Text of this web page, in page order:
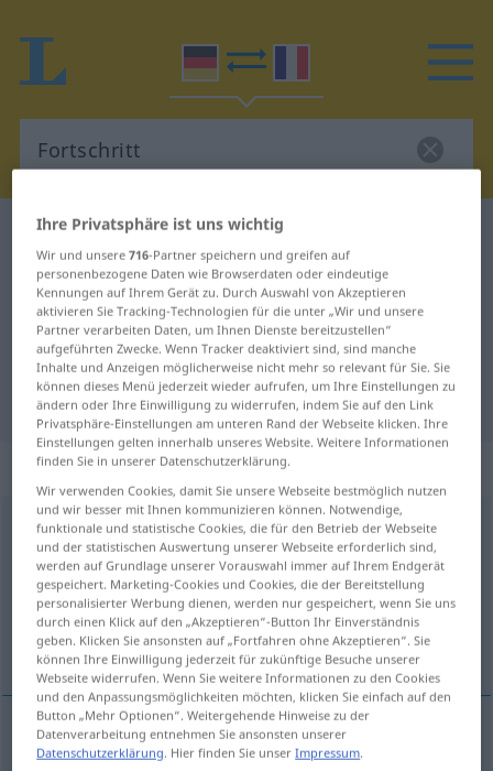
Deutsch-Französisch Wörterbuch
Deutsch-Französisch Übersetzung
für "Fortschritt"
"Fortschritt" Französisch
Übersetzung
„Fortschritt“: Maskulinum
Fortschrittm
Übersicht aller Übersetzungen
(Für mehr Details die Übersetzung anklicken/antippen)
progrès
progrèsm Fortschritt
Ihre Privatsphäre ist uns wichtig
Wir und unsere716-Partner speichern und greifen auf
personenbezogene Daten wie Browserdaten oder eindeutige
Kennungen auf Ihrem Gerät zu. Durch Auswahl von Akzeptieren
aktivieren Sie Tracking-Technologien für die unter „Wir und unsere
Partner verarbeiten Daten, um Ihnen Dienste bereitzustellen“
aufgeführten Zwecke. Wenn Tracker deaktiviert sind, sind manche
Inhalte und Anzeigen möglicherweise nicht mehr so relevant für Sie. Sie
können dieses Menü jederzeit wieder aufrufen, um Ihre Einstellungen zu
ändern oder Ihre Einwilligung zu widerrufen, indem Sie auf den Link
Privatsphäre-Einstellungen am unteren Rand der Webseite klicken. Ihre
Einstellungen gelten innerhalb unseres Website. Weitere Informationen
finden Sie in unserer Datenschutzerklärung.
Wir verwenden Cookies, damit Sie unsere Webseite bestmöglich nutzen
und wir besser mit Ihnen kommunizieren können. Notwendige,
funktionale und statistische Cookies, die für den Betrieb der Webseite
und der statistischen Auswertung unserer Webseite erforderlich sind,
werden auf Grundlage unserer Vorauswahl immer auf Ihrem Endgerät
gespeichert. Marketing-Cookies und Cookies, die der Bereitstellung
personalisierter Werbung dienen, werden nur gespeichert, wenn Sie uns
durch einen Klick auf den „Akzeptieren“-Button Ihr Einverständnis
geben. Klicken Sie ansonsten auf „Fortfahren ohne Akzeptieren“. Sie
können Ihre Einwilligung jederzeit für zukünftige Besuche unserer
Webseite widerrufen. Wenn Sie weitere Informationen zu den Cookies
und den Anpassungsmöglichkeiten möchten, klicken Sie einfach auf den
Button „Mehr Optionen“. Weitergehende Hinweise zu der
Datenverarbeitung entnehmen Sie ansonsten unserer
Datenschutzerklärung. Hier finden Sie unserImpressum.